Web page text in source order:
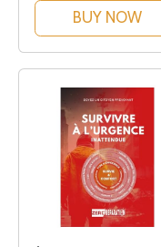
apprendre à réagir
à être prêt à tout
BUY NOW